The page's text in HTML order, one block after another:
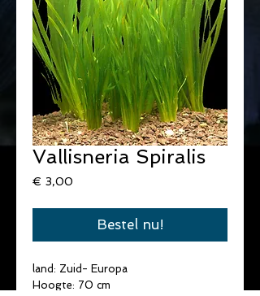
Vallisneria Spiralis
€ 3,00
Bestel nu!
land: Zuid- Europa
Hoogte: 70 cm